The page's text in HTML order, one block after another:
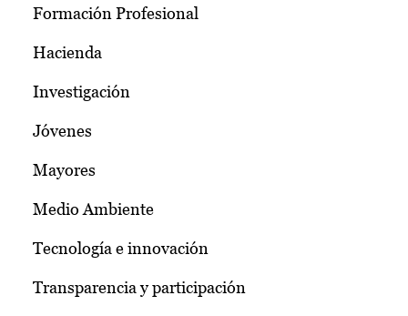
Formación Profesional
Hacienda
Investigación
Jóvenes
Mayores
Medio Ambiente
Tecnología e innovación
Transparencia y participación